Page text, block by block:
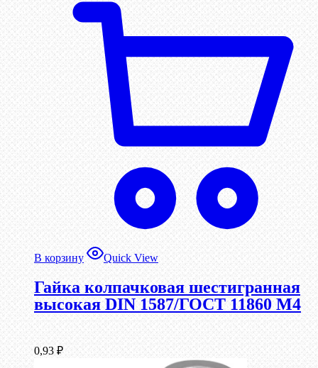
В корзину Quick View
Гайка колпачковая шестигранная
высокая DIN 1587/ГОСТ 11860 М4
0,93 ₽